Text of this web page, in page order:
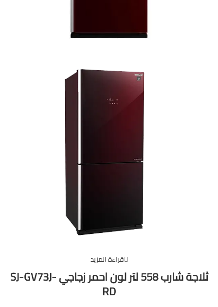
قراءة المزيد
ثلاجة شارب 558 لتر لون احمر زجاجي SJ-GV73J-
RD